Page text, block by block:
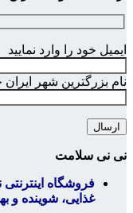
ایمیل خود را وارد نمایید
نام بزرگترین شهر
نی نی سلامت
فروشگاه
غذایی، شوینده و